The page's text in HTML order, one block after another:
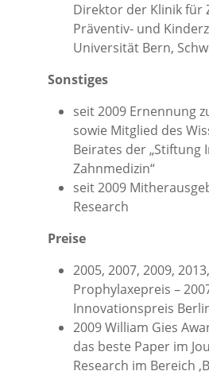
Direktor der Klinik für
Präventiv- und
Universität Bern,
Sonstiges
seit 2009 Ernennung
sowie Mitglied des
Beirates der „Stiftung
Zahnmedizin“
seit 2009
Research
Preise
2005, 2007, 2009,
Prophylaxepreis –
Innovationspreis
2009 William Gies
das beste Paper im
Research im Bereich